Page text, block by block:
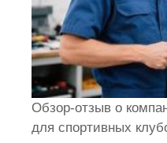
Обзор-отзыв о
для спортивных